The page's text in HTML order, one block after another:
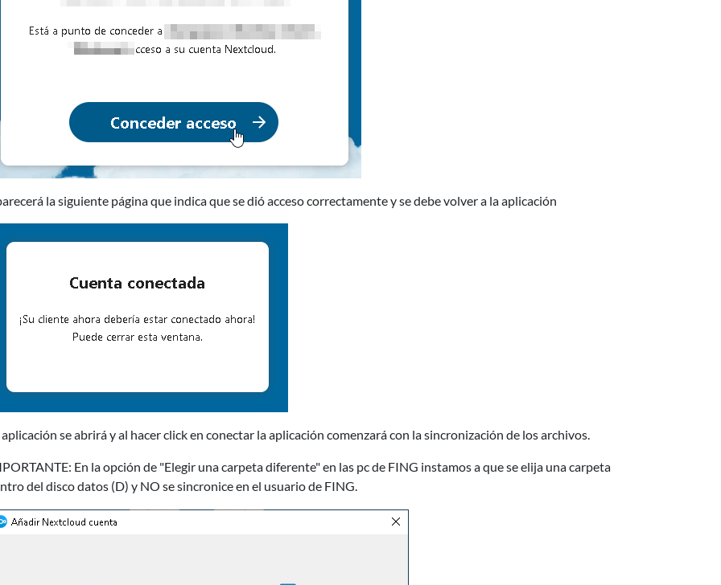
la siguiente página que indica que se dió acceso correctamente y se debe volver a la aplicación
aplicación se abrirá y al hacer click en conectar la aplicación comenzará con la sincronización de los archivos.
En la opción de "Elegir una carpeta diferente" en las pc de FING instamos a que se elija una carpeta
del disco datos (D) y NO se sincronice en el usuario de FING.